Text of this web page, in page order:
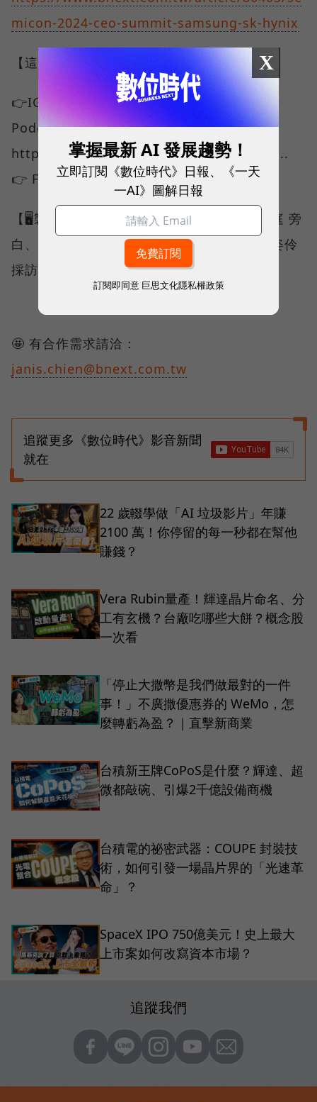
micon-2024-ceo-summit-samsung-sk-hynix
【這裡有更多數位時代🤩】
👉IG追起來：https://lihi3.cc/b8f3D 👉
Podcast🎧：
https://podcasts.apple.com/us/podcast...
👉 Facebook：https://pse.is/5jkg9k
【🖥️製作團隊🎥】 監製｜王志仁 企劃｜蘇宇庭 旁
白、腳本撰稿｜蘇宇庭 美術、後製剪輯｜陳姿伶
採訪｜孫嘉君
🤩 有合作需求請洽：
janis.chien@bnext.com.tw
追蹤更多《數位時代》影音新聞
就在
22 歲輟學做「AI 垃圾影片」年賺
2100 萬！你停留的每一秒都在幫他
賺錢？
Vera Rubin量產！輝達晶片命名、分
工有玄機？台廠吃哪些大餅？概念股
一次看
「停止大撒幣是我們做最對的一件
事！」不廣撒優惠券的 WeMo，怎
麼轉虧為盈？｜直擊新商業
台積新王牌CoPoS是什麼？輝達、超
微都敲碗、引爆2千億設備商機
台積電的祕密武器：COUPE 封裝技
術，如何引發一場晶片界的「光速革
命」？
SpaceX IPO 750億美元！史上最大
上市案如何改寫資本市場？
追蹤我們
X
掌握最新 AI 發展趨勢！
立即訂閱《數位時代》日報、《一天
一AI》圖解日報
訂閱即同意 巨思文化隱私權政策